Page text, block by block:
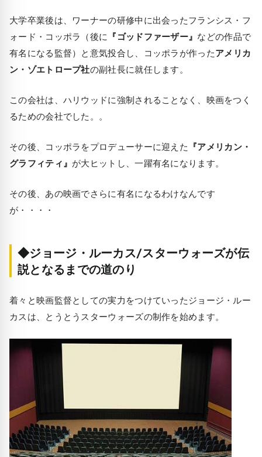
大学卒業後は、ワーナーの研修中に出会ったフランシス・フ
ォード・コッポラ（後に 『ゴッドファーザー』 などの作品で
有名になる監督）と意気投合し、コッポラが作ったアメリカ
ン・ゾエトロープ社の副社長に就任します。
この会社は、ハリウッドに強制されることなく、映画をつく
るための会社でした。。
その後、コッポラをプロデューサーに迎えた 『アメリカン・
グラフィティ』 が大ヒットし、一躍有名になります。
その後、あの映画でさらに有名になるわけなんです
が・・・・
◆ジョージ・ルーカス/スターウォーズが伝
説となるまでの道のり
着々と映画監督としての実力をつけていったジョージ・ルー
カスは、とうとうスターウォーズの制作を始めます。